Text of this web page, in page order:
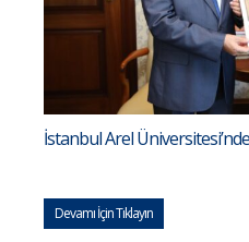
İstanbul Arel
Devamı İçin Tıklayın